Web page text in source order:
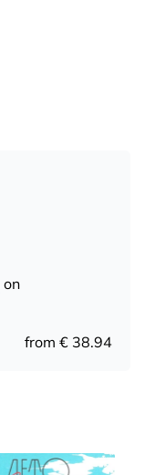
on
from € 38.94